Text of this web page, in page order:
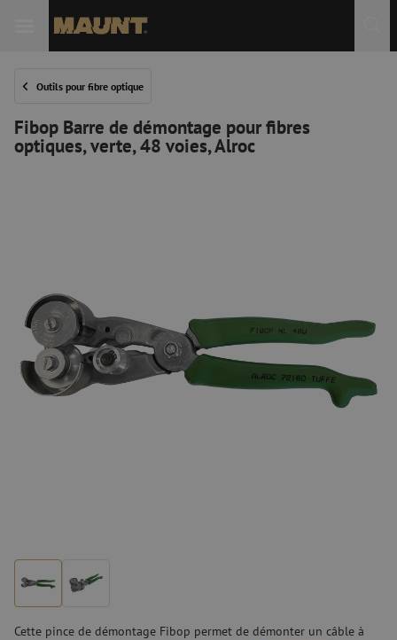
Outils pour fibre optique
Fibop Barre de démontage pour fibres
optiques, verte, 48 voies, Alroc
Cette pince de démontage Fibop permet de démonter un câble à